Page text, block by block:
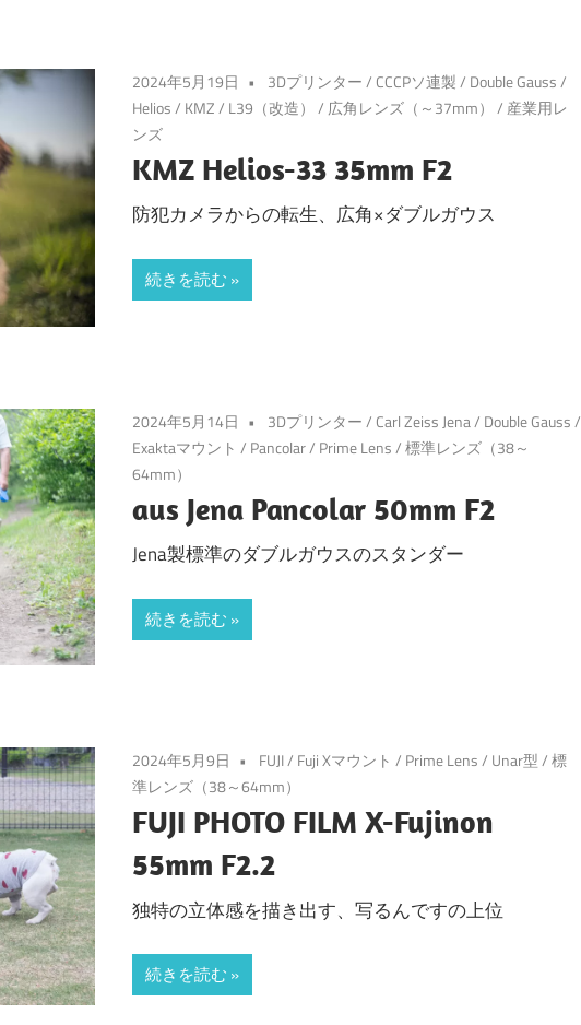
2024年5月19日 3Dプリンター/ CCCPソ連製/ Double Gauss/
Helios/ KMZ/ L39（改造） / 広角レンズ（～37mm） / 産業用レ
ンズ
KMZ Helios-33 35mm F2
防犯カメラからの転生、広角×ダブルガウス
続きを読む
2024年5月14日 3Dプリンター/ Carl Zeiss Jena/ Double Gauss/
Exaktaマウント / Pancolar/ Prime Lens/標準レンズ（38～
64mm）
aus Jena Pancolar 50mm F2
Jena製標準のダブルガウスのスタンダー
続きを読む
2024年5月9日 FUJI/ Fuji Xマウント / Prime Lens/ Unar型/標
準レンズ（38～64mm）
FUJI PHOTO FILM X-Fujinon
55mm F2.2
独特の立体感を描き出す、写るんですの上位
続きを読む